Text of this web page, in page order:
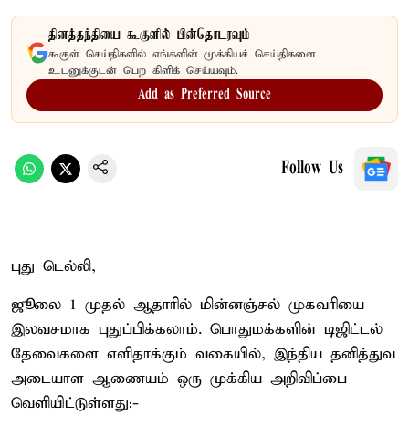
தினத்தந்தியை கூகுளில் பின்தொடரவும்
கூகுள் செய்திகளில் எங்களின் முக்கியச் செய்திகளை
உடனுக்குடன் பெற கிளிக் செய்யவும்.
Add as Preferred Source
Follow Us
புது டெல்லி,
ஜூலை 1 முதல் ஆதாரில் மின்னஞ்சல் முகவரியை
இலவசமாக புதுப்பிக்கலாம். பொதுமக்களின் டிஜிட்டல்
தேவைகளை எளிதாக்கும் வகையில், இந்திய தனித்துவ
அடையாள ஆணையம் ஒரு முக்கிய அறிவிப்பை
வெளியிட்டுள்ளது:-